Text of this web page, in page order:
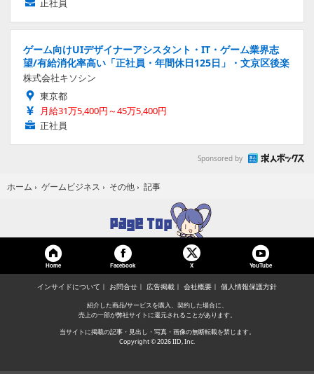
正社員
ゲーム向けUIデザイナーアシスタント・IT・ゲーム業界志
望/有給消化率高い「正社員・年間休日125日」・文京区後楽
株式会社キソシン
東京都
月給31万5,400円～45万5,400円
正社員
Sponsored by
ホーム › ゲームビジネス › その他 › 記事
Home Facebook X YouTube
インサイドについて お問合せ 広告掲載 会社概要 個人情報保護方針
紹介した商品/サービスを購入、契約した場合に、
売上の一部が弊社サイトに還元されることがあります。
当サイトに掲載の記事・見出し・写真・画像の無断転載を禁じます。
Copyright © 2026 IID, Inc.